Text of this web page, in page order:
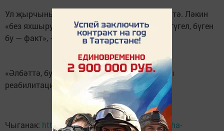
Ул җырчының организмы хәлсез булуын әйтә. Ләкин
«без яхшыруга таба барабыз, начарлануга түгел, бүген
бу — факт», — ди ул.
«Әлбәттә, бу озак дәвалану булачак, аннары
реабилитация», — ди Соколова.
Чыганак: http://shahrikazan.ru/news/kyiskacha-